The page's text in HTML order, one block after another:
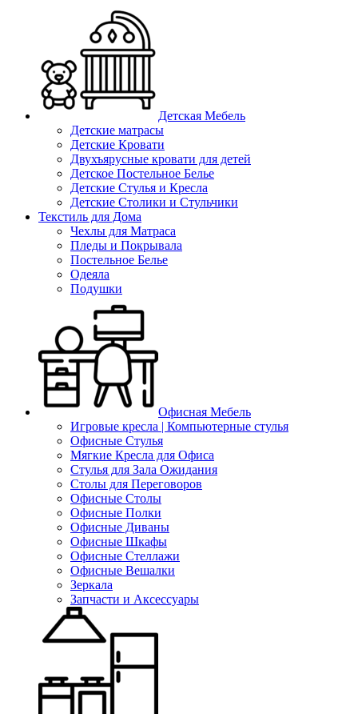
Детская Мебель
Детские матрасы
Детские Кровати
Двухъярусные кровати для детей
Детское Постельное Белье
Детские Стулья и Кресла
Детские Столики и Стульчики
Текстиль для Дома
Чехлы для Матраса
Пледы и Покрывала
Постельное Белье
Одеяла
Подушки
Офисная Мебель
Игровые кресла | Компьютерные стулья
Офисные Стулья
Мягкие Кресла для Офиса
Стулья для Зала Ожидания
Столы для Переговоров
Офисные Столы
Офисные Полки
Офисные Диваны
Офисные Шкафы
Офисные Стеллажи
Офисные Вешалки
Зеркала
Запчасти и Аксессуары